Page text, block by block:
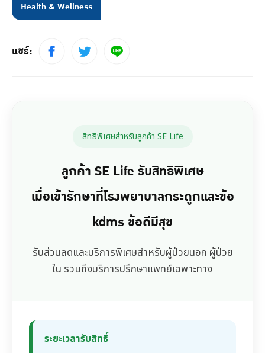
Health & Wellness
แชร์:
สิทธิพิเศษสำหรับลูกค้า SE Life
ลูกค้า SE Life รับสิทธิพิเศษ
เมื่อเข้ารักษาที่โรงพยาบาลกระดูกและข้อ
kdms ข้อดีมีสุข
รับส่วนลดและบริการพิเศษสำหรับผู้ป่วยนอก ผู้ป่วย
ใน รวมถึงบริการปรึกษาแพทย์เฉพาะทาง
ระยะเวลารับสิทธิ์